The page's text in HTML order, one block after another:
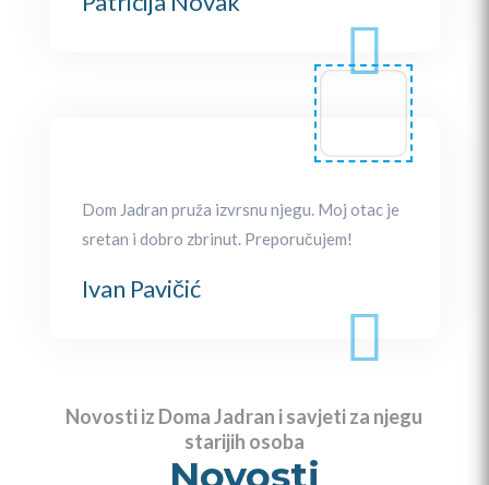
Dom Jadran pruža izvrsnu njegu. Moj otac je
sretan i dobro zbrinut. Preporučujem!
Ivan Pavičić
Novosti iz Doma Jadran i savjeti za njegu
starijih osoba